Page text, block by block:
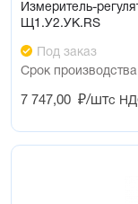
Измеритель-
Щ1.У2.УК.RS
Под заказ
Срок
7 747,00 ₽/штс